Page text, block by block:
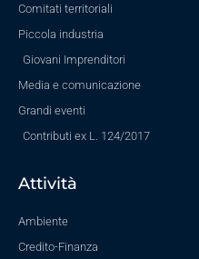
Comitati territoriali
Piccola industria
Giovani Imprenditori
Media e comunicazione
Grandi eventi
Contributi ex L. 124/2017
Attività
Ambiente
Credito-Finanza